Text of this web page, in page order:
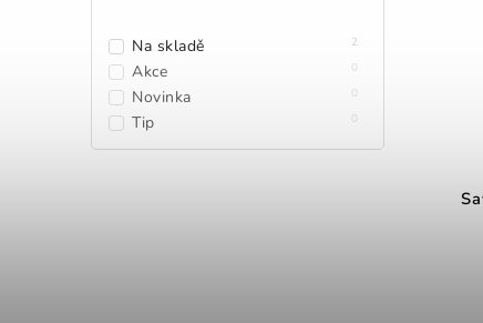
Na skladě 2
Akce 0
Novinka 0
Tip 0